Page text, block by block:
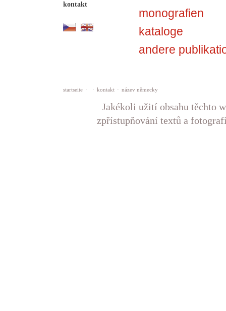
kontakt
monografien
kataloge
andere
startseite · · kontakt · název německy
Jakékoli užití obsahu těchto
zpřístupňování textů a